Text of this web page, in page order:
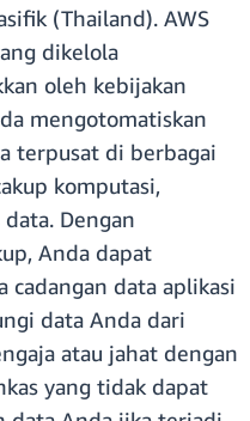
(Thailand). AWS
dikelola
oleh kebijakan
mengotomatiskan
terpusat di berbagai
komputasi,
Dengan
Anda dapat
cadangan data aplikasi
data Anda dari
atau jahat dengan
yang tidak dapat